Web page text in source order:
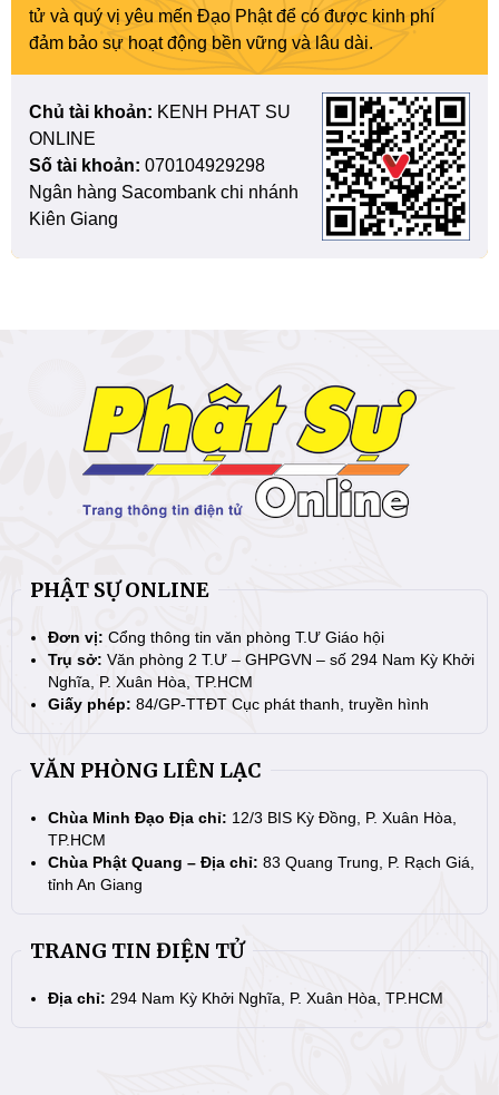
tử và quý vị yêu mến Đạo Phật để có được kinh phí
đảm bảo sự hoạt động bền vững và lâu dài.
Chủ tài khoản: KENH PHAT SU
ONLINE
Số tài khoản: 070104929298
Ngân hàng Sacombank chi nhánh
Kiên Giang
PHẬT SỰ ONLINE
Đơn vị: Cổng thông tin văn phòng T.Ư Giáo hội
Trụ sở: Văn phòng 2 T.Ư – GHPGVN – số 294 Nam Kỳ Khởi
Nghĩa, P. Xuân Hòa, TP.HCM
Giấy phép: 84/GP-TTĐT Cục phát thanh, truyền hình
VĂN PHÒNG LIÊN LẠC
Chùa Minh Đạo Địa chỉ: 12/3 BIS Kỳ Đồng, P. Xuân Hòa,
TP.HCM
Chùa Phật Quang – Địa chỉ: 83 Quang Trung, P. Rạch Giá,
tỉnh An Giang
TRANG TIN ĐIỆN TỬ
Địa chỉ: 294 Nam Kỳ Khởi Nghĩa, P. Xuân Hòa, TP.HCM